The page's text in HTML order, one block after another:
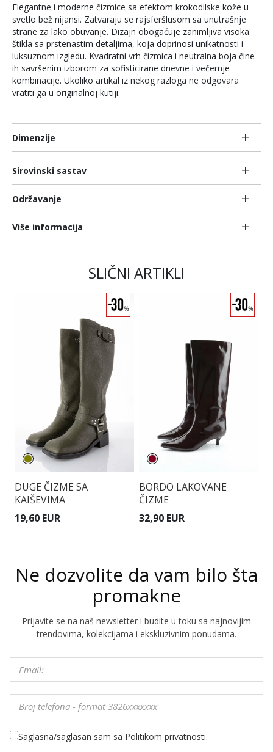
Elegantne i moderne čizmice sa efektom krokodilske kože u
svetlo bež nijansi. Zatvaraju se rajsferšlusom sa unutrašnje
strane za lako obuvanje. Dizajn obogaćuje zanimljiva visoka
štikla sa prstenastim detaljima, koja doprinosi unikatnosti i
luksuznom izgledu. Kvadratni vrh čizmica i neutralna boja čine
ih savršenim izborom za sofisticirane dnevne i večernje
kombinacije. Ukoliko artikal iz nekog razloga ne odgovara
vratiti ga u originalnoj kutiji.
Dimenzije
Sirovinski sastav
Održavanje
Više informacija
SLIČNI ARTIKLI
DUGE ČIZME SA
KAIŠEVIMA
19,60 EUR
BORDO LAKOVANE
ČIZME
32,90 EUR
Ne dozvolite da vam bilo šta
promakne
Prijavite se na naš newsletter i budite u toku sa najnovijim
trendovima, kolekcijama i ekskluzivnim ponudama.
Saglasna/saglasan sam sa Politikom privatnosti.